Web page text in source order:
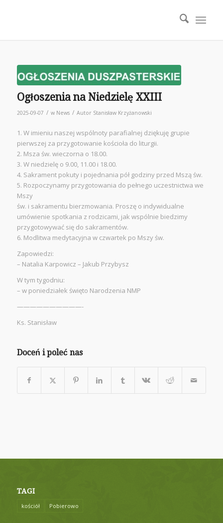
Ogłoszenia na Niedzielę XXIII
2025-09-07 / w News / Autor Stanisław Krzyżanowski
1. W imieniu naszej wspólnoty parafialnej dziękuję grupie
pierwszej za przygotowanie kościoła do liturgii.
2. Msza św. wieczorna o 18.00.
3. W niedzielę o 9.00, 11.00 i 18.00.
4. Sakrament pokuty i pojednania pół godziny przed Mszą św.
5. Rozpoczynamy przygotowania do pełnego uczestnictwa we
Mszy
św. i sakramentu bierzmowania. Proszę o indywidualne
umówienie spotkania z rodzicami, jak wspólnie biedzimy
przygotowywać się do sakramentów.
6. Modlitwa medytacyjna w czwartek po Mszy św.
Zapowiedzi:
– Natalia Karpowicz – Jakub Przybysz
W tym tygodniu:
– w poniedziałek święto Narodzenia NMP
——————————-
Ks. Stanisław
Doceń i poleć nas
TAGI
kościół Pobierowo